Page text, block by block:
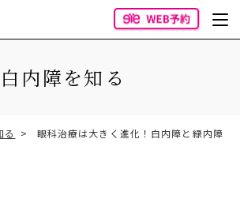
白内障を知る
る
眼科治療は大きく進化！白内障と緑内障